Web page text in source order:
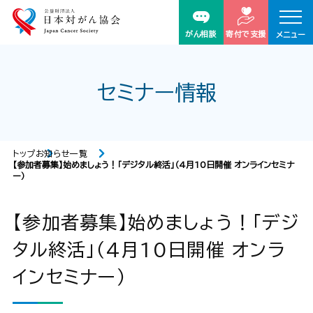
がん相談 寄付で支援 メニュー
セミナー情報
トップお知らせ一覧
【参加者募集】始めましょう！「デジタル終活」（4月10日開催 オンラインセミナ
ー）
【参加者募集】始めましょう！「デジ
タル終活」（4月10日開催 オンラ
インセミナー）